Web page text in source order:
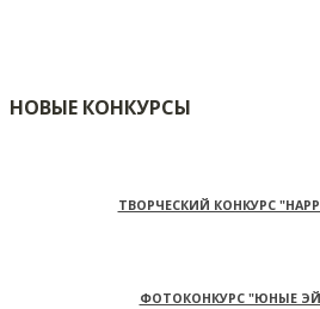
НОВЫЕ КОНКУРСЫ
ТВОРЧЕСКИЙ КОНКУРС
ФОТОКОНКУРС "ЮНЫЕ